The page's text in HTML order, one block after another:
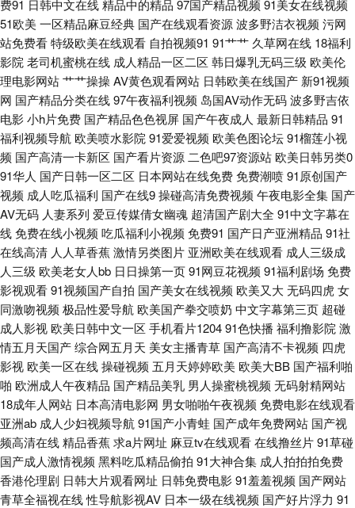
草影视 国产91精 另类激情春色 日韩爽片 91人妻资源 国产麻豆9 狼友av影院
青娱乐91av 天堂社一区二区 91社78四虎 超碰地址在线 韩国少妇人妻超碰
欧美性爱做五月天 伊人综合香蕉另类 久久在想5 日韩无码资源站 伊人影视
97 97视频在线观看 日本女人日叉网站 91尤物白虎 超碰丝袜 国产三级网址
老司机网址 熟女少妇系列 中文无码少妇丰满 av大香蕉久久 国产成人在线免
费 亚洲天堂有码 操熟女视频播放 国产一页 老司机福利影院 日韩精品乱 尤物
喷水 www日本A 国产嫖妓自拍 美女视频不卡 三级片网片 日本色色 91色片
福利社午夜剧场 九一福利区 欧亚一本视频 婷婷色黑料91 91次元网官网 白丝
学姐在线自慰 黄色网页大全 日本成人大片 伊人婷婷大香蕉 a导航福利天堂
国产三级视频 男女上床黄色 日韩免费观看一级 伊人综合大香蕉 97搞色 大香
蕉伊人色 欧美色一区 午夜偷拍福利 变态另类人妖综 韩日手机免费无码 日韩
插插插色 亚洲欧美千涩 97亚洲狠狠 国产91福利 久热伊人 人人爱人人摸 99
热视屏 韩国久久精品视频 日韩黄色成人网站 亚洲性爱影院 av一区二区 国产
费91 日韩中文在线精品中的精品 97国产精品视频 91美女在线视频
51欧美一区精品麻豆经典 国产在线观看资源波多野洁衣视频 污网
站免费看特级欧美在线观看 自拍视频91 91艹艹 久草网在线 18福利
影院 老司机蜜桃在线 成人精品一区二区 韩日爆乳无码三级 欧美伦
理电影网站艹艹操操AV黄色观看网站 日韩欧美在线国产 新91视频
网 国产精品分类在线97午夜福利视频 岛国AV动作无码波多野吉依
电影小h片免费 国产精品色色视屏 国产午夜成人 最新日韩精品 91
福利视频导航 欧美喷水影院 91爱爱视频 欧美色图论坛91榴莲小视
频 国产高清一卡新区 国产看片资源 二色吧97资源站 欧美日韩另类0
91华人 国产日韩一区二区 日本网站在线免费免费潮喷91原创国产
视频 成人吃瓜福利 国产在线9操碰高清免费视频 午夜电影全集 国产
AV无码 人妻系列 爱豆传媒倩女幽魂 超清国产剧大全 91中文字幕在
线免费在线小视频 吃瓜福利小视频 免费91 国产日产亚洲精品 91社
在线高清 人人草香蕉激情另类图片 亚洲欧美在线观看 成人三级成
人三级 欧美老女人bb 日日操第一页91网豆花视频 91福利剧场 免费
影视观看91视频国产自拍 国产美女在线视频 欧美又大无码四虎女
同激吻视频 极品性爱导航 欧美国产拳交喷奶 中文字幕第三页 超碰
成人影视 欧美日韩中文一区 手机看片120491色快播 福利撸影院 激
情五月天国产综合网五月天 美女主播青草 国产高清不卡视频 四虎
影视 欧美一区在线操碰视频 五月天婷婷欧美 欧美大BB 国产福利啪
啪 欧洲成人午夜精品 国产精品美乳 男人操蜜桃视频 无码射精网站
18成年人网站 日本高清电影网 男女啪啪午夜视频 免费电影在线观看
亚洲ab 成人少妇视频导航 91国产小青蛙 国产成年免费网站 国产视
频高清在线精品香蕉求a片网址 麻豆tv在线观看在线撸丝片91草碰
国产成人激情视频 黑料吃瓜精品偷拍 91大神合集 成人拍拍拍免费
香港伦理剧 日韩大片观看网址 日韩免费电影91羞羞视频 国产网站
青草全福视在线性导航影视AV 日本一级在线视频 国产好片浮力 91